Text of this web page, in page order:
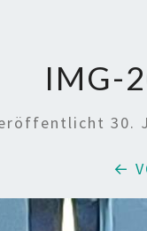
IMG-
30.
←